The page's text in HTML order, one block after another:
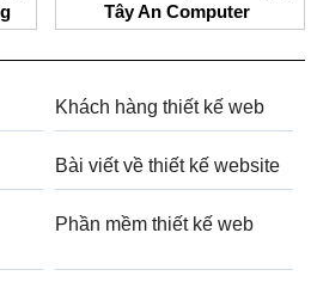
Tây An Computer
Khách hàng thiết kế web
Bài viết về thiết kế website
Phần mềm thiết kế web